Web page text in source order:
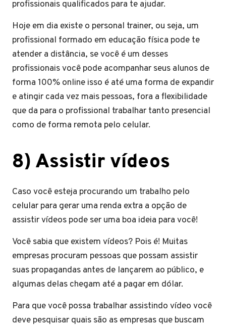
profissionais qualificados para te ajudar.
Hoje em dia existe o personal trainer, ou seja, um
profissional formado em educação física pode te
atender a distância, se você é um desses
profissionais você pode acompanhar seus alunos de
forma 100% online isso é até uma forma de expandir
e atingir cada vez mais pessoas, fora a flexibilidade
que da para o profissional trabalhar tanto presencial
como de forma remota pelo celular.
8) Assistir vídeos
Caso você esteja procurando um trabalho pelo
celular para gerar uma renda extra a opção de
assistir vídeos pode ser uma boa ideia para você!
Você sabia que existem vídeos? Pois é! Muitas
empresas procuram pessoas que possam assistir
suas propagandas antes de lançarem ao público, e
algumas delas chegam até a pagar em dólar.
Para que você possa trabalhar assistindo vídeo você
deve pesquisar quais são as empresas que buscam